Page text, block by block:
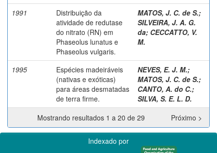
1991
Distribuição da
atividade de redutase
do nitrato (RN) em
Phaseolus lunatus e
Phaseolus vulgaris.
MATOS, J. C. de S.;
SILVEIRA, J. A. G.
da; CECCATTO, V.
M.
1995
Espécies madeiráveis
(nativas e exóticas)
para áreas desmatadas
de terra firme.
NEVES, E. J. M.;
MATOS, J. C. de S.;
CANTO, A. do C.;
SILVA, S. E. L. D.
Mostrando resultados 1 a 20 de 29
Próximo >
Indexado por